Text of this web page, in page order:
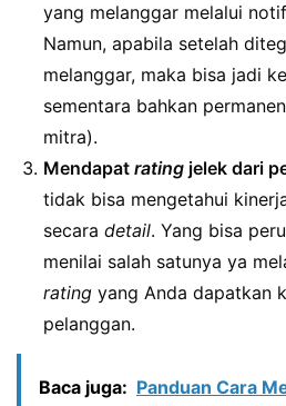
yang melanggar melalui
Namun, apabila setelah
melanggar, maka bisa jadi
sementara bahkan
mitra).
Mendapat rating jelek dari
tidak bisa mengetahui
secara detail. Yang bisa
menilai salah satunya ya
rating yang Anda dapatkan
pelanggan.
Baca juga: Panduan Cara